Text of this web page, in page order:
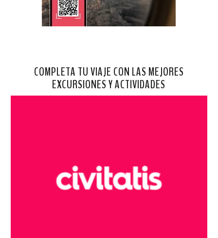
COMPLETA TU VIAJE CON LAS MEJORES
EXCURSIONES Y ACTIVIDADES